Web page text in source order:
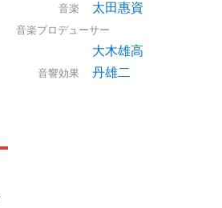
音楽 太田惠資
音楽プロデューサー
大木雄高
音響効果 丹雄二